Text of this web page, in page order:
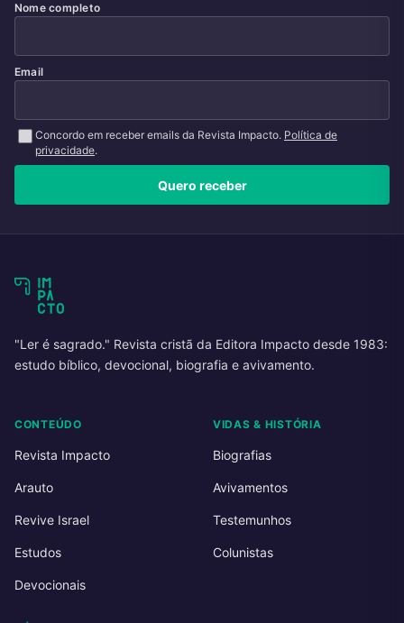
Nome completo
Email
Concordo em receber emails da Revista Impacto. Política de
privacidade.
Quero receber
"Ler é sagrado." Revista cristã da Editora Impacto desde 1983:
estudo bíblico, devocional, biografia e avivamento.
CONTEÚDO
Revista Impacto
Arauto
Revive Israel
Estudos
Devocionais
VIDAS & HISTÓRIA
Biografias
Avivamentos
Testemunhos
Colunistas